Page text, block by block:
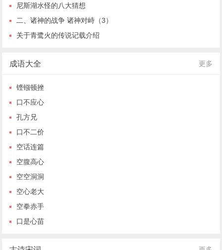
尼斯湖水怪的八大猜想
二、诸神的战争 诸神对峙（3）
关于青鹭火的传说记载介绍
成语大全 更多
铿镪顿挫
口不应心
孔方兄
口不二价
空话连篇
空腹高心
空空洞洞
空心老大
空拳赤手
口是心苗